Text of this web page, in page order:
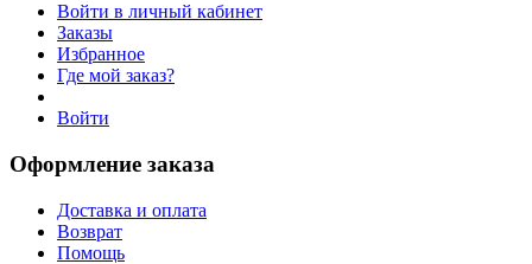
Войти в личный кабинет
Заказы
Избранное
Где мой заказ?
Войти
Оформление заказа
Доставка и оплата
Возврат
Помощь